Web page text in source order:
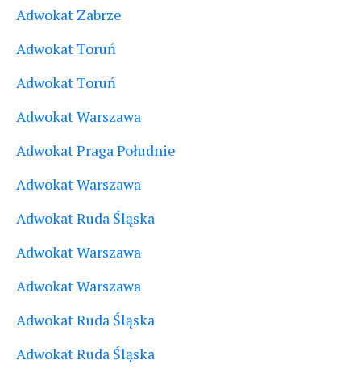
Adwokat Zabrze
Adwokat Toruń
Adwokat Toruń
Adwokat Warszawa
Adwokat Praga Południe
Adwokat Warszawa
Adwokat Ruda Śląska
Adwokat Warszawa
Adwokat Warszawa
Adwokat Ruda Śląska
Adwokat Ruda Śląska